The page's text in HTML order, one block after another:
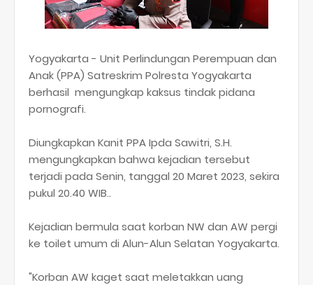
Yogyakarta - Unit Perlindungan Perempuan dan
Anak (PPA) Satreskrim Polresta Yogyakarta
berhasil mengungkap kaksus tindak pidana
pornografi.
Diungkapkan Kanit PPA Ipda Sawitri, S.H.
mengungkapkan bahwa kejadian tersebut
terjadi pada Senin, tanggal 20 Maret 2023, sekira
pukul 20.40 WIB..
Kejadian bermula saat korban NW dan AW pergi
ke toilet umum di Alun-Alun Selatan Yogyakarta.
"Korban AW kaget saat meletakkan uang